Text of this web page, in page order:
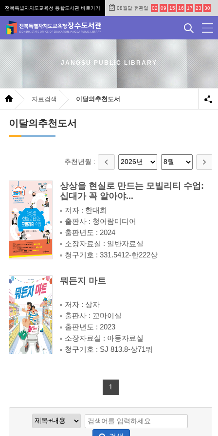
전북특별자치도교육청 통합도서관 바로가기 08월달 휴관일 02 09 15 16 17 23 30
JANGSU PUBLIC LIBRARY
자료검색 이달의추천도서
이달의추천도서
추천년월 :
상상을 현실로 만드는 모빌리티 수업:
십대가 꼭 알아야...
저자 : 한대희
출판사 : 청어람미디어
출판년도 : 2024
소장자료실 : 일반자료실
청구기호 : 331.5412-한222상
뭐든지 마트
저자 : 상자
출판사 : 꼬마이실
출판년도 : 2023
소장자료실 : 아동자료실
청구기호 : SJ 813.8-상71뭐
1